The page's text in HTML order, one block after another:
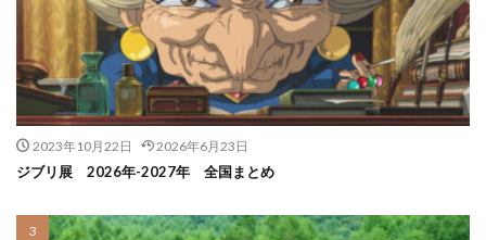
2023年10月22日 2026年6月23日
ジブリ展 2026年-2027年 全国まとめ